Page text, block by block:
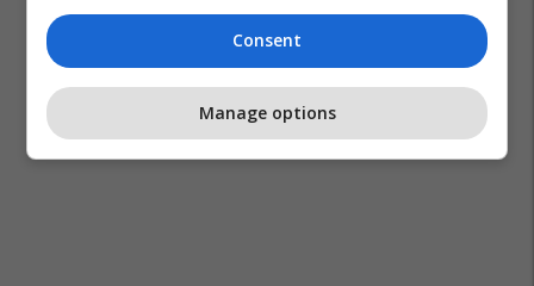
Consent
Manage options